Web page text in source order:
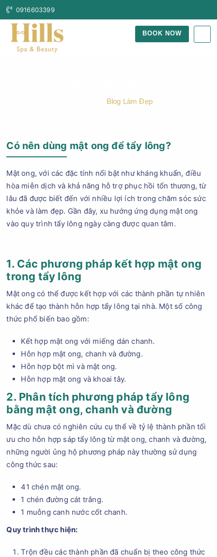
0916603399
BOOK NOW
Blog Làm Đẹp
Có nên dùng mật ong để tẩy lông?
Mật ong, với các đặc tính nổi bật như kháng khuẩn, điều
hòa miễn dịch và khả năng hỗ trợ phục hồi tổn thương, từ
lâu đã được biết đến với nhiều lợi ích trong chăm sóc sức
khỏe và làm đẹp. Gần đây, xu hướng ứng dụng mật ong
vào quy trình tẩy lông ngày càng được quan tâm.
1. Các phương pháp kết hợp mật ong
trong tẩy lông
Mật ong có thể được kết hợp với các thành phần tự nhiên
khác để tạo thành hỗn hợp tẩy lông tại nhà. Một số công
thức phổ biến bao gồm:
Kết hợp mật ong với miếng dán chanh.
Hỗn hợp mật ong, chanh và đường.
Hỗn hợp bột mì và mật ong.
Hỗn hợp mật ong và khoai tây.
2. Phân tích phương pháp tẩy lông
bằng mật ong, chanh và đường
Mặc dù chưa có nghiên cứu cụ thể về tỷ lệ thành phần tối
ưu cho hỗn hợp sáp tẩy lông từ mật ong, chanh và đường,
những người ủng hộ phương pháp này thường sử dụng
công thức sau:
41​ chén mật ong.
1 chén đường cát trắng.
1 muỗng canh nước cốt chanh.
Quy trình thực hiện:
Trộn đều các thành phần đã chuẩn bị theo công thức